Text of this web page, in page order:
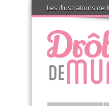
Les illustrations de